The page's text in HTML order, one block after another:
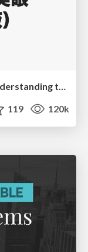
技術選定の審美眼（2025年版） / Understanding the Spiral of Technologies 2025 edition
119 120k